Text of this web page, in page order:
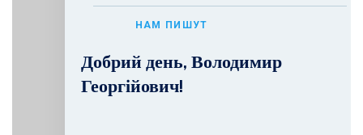
НАМ ПИШУТ
Добрий день, Володимир
Георгійович!